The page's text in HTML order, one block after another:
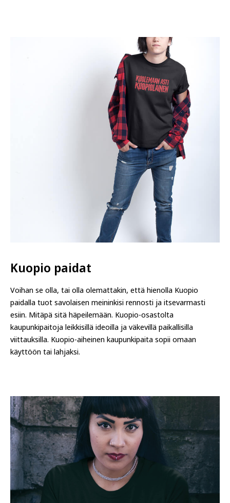
Kuopio paidat
Voihan se olla, tai olla olemattakin, että hienolla Kuopio
paidalla tuot savolaisen meininkisi rennosti ja itsevarmasti
esiin. Mitäpä sitä häpeilemään. Kuopio-osastolta
kaupunkipaitoja leikkisillä ideoilla ja väkevillä paikallisilla
viittauksilla. Kuopio-aiheinen kaupunkipaita sopii omaan
käyttöön tai lahjaksi.